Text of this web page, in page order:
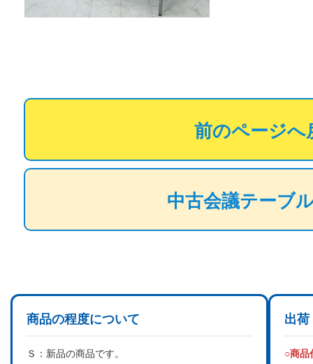
前のページへ
中古会議テーブ
商品の程度について
Ｓ： 新品の商品です。
出荷
○商品